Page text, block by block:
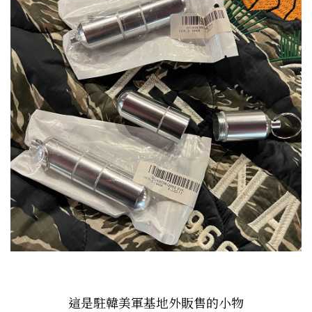
這是駐韓美軍基地外販售的小物